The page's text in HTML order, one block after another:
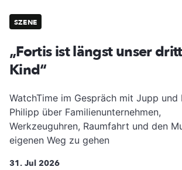
SZENE
„Fortis ist längst unser
Kind“
WatchTime im Gespräch mit Jupp und
Philipp über Familienunternehmen,
Werkzeuguhren, Raumfahrt und den
eigenen Weg zu gehen
31. Jul 2026